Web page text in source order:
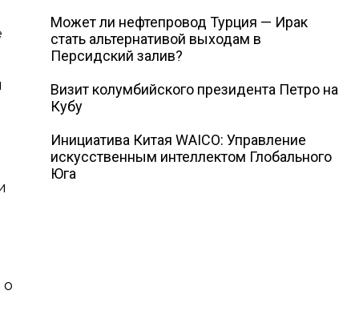
о
Может ли нефтепровод Турция — Ирак
стать альтернативой выходам в
Персидский залив?
Визит колумбийского президента Петро на
Кубу
Инициатива Китая WAICO: Управление
искусственным интеллектом Глобального
Юга